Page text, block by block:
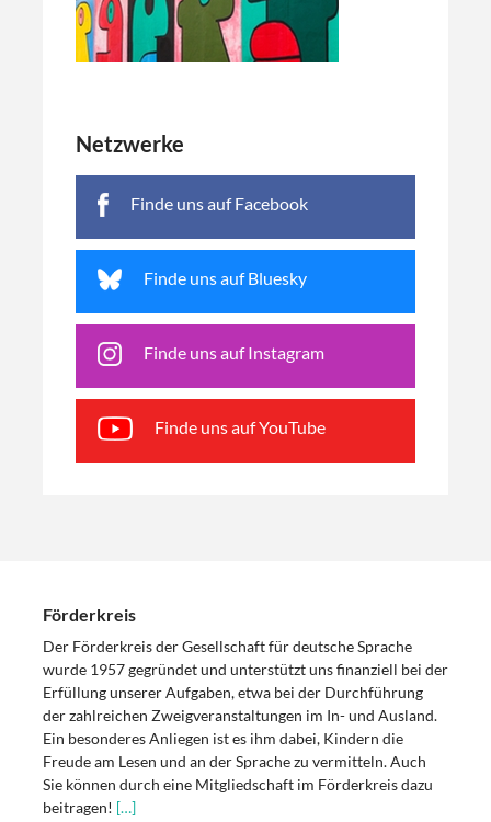
Netzwerke
Finde uns auf Facebook
Finde uns auf Bluesky
Finde uns auf Instagram
Finde uns auf YouTube
Förderkreis
Der Förderkreis der Gesellschaft für deutsche Sprache
wurde 1957 gegründet und unterstützt uns finanziell bei der
Erfüllung unserer Aufgaben, etwa bei der Durchführung
der zahlreichen Zweigveranstaltungen im In- und Ausland.
Ein besonderes Anliegen ist es ihm dabei, Kindern die
Freude am Lesen und an der Sprache zu vermitteln. Auch
Sie können durch eine Mitgliedschaft im Förderkreis dazu
beitragen! […]